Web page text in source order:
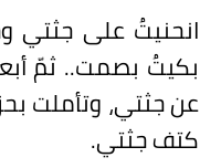
انحنيتُ على جثتي
بكيتُ بصمت.. ثمّ
عن جثتي، وتأملت
كتف جثتي.